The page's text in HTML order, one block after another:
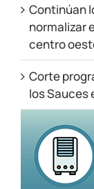
Continúan
normalizar
centro
Corte
los Sauces